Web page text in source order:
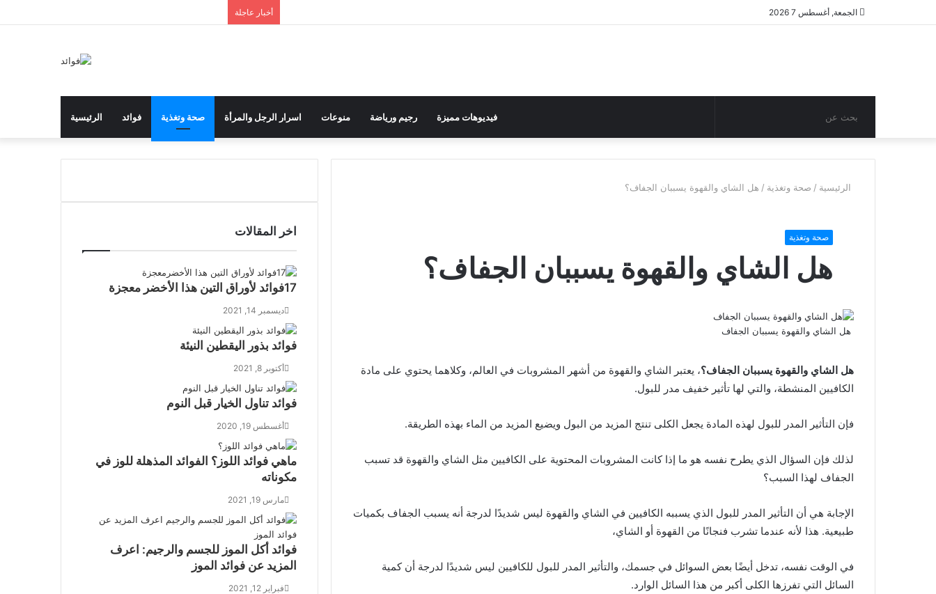
الجمعة, أغسطس 7 2026 أخبار عاجلة
الرئيسية فوائد صحة وتغذية اسرار الرجل والمرأة منوعات رجيم ورياضة فيديوهات مميزة بحث
عن عشوائي
الرئيسية / صحة وتغذية / هل الشاي والقهوة يسببان الجفاف؟
صحة وتغذية
هل الشاي والقهوة يسببان الجفاف؟
هل الشاي والقهوة يسببان الجفاف
هل الشاي والقهوة يسببان الجفاف؟، يعتبر الشاي والقهوة من أشهر المشروبات في العالم، وكلاهما يحتوي على مادة
الكافيين المنشطة، والتي لها تأثير خفيف مدر للبول.
فإن التأثير المدر للبول لهذه المادة يجعل الكلى تنتج المزيد من البول ويضيع المزيد من الماء بهذه الطريقة.
لذلك فإن السؤال الذي يطرح نفسه هو ما إذا كانت المشروبات المحتوية على الكافيين مثل الشاي والقهوة قد تسبب
الجفاف لهذا السبب؟
الإجابة هي أن التأثير المدر للبول الذي يسببه الكافيين في الشاي والقهوة ليس شديدًا لدرجة أنه يسبب الجفاف بكميات
طبيعية. هذا لأنه عندما تشرب فنجانًا من القهوة أو الشاي،
في الوقت نفسه، تدخل أيضًا بعض السوائل في جسمك، والتأثير المدر للبول للكافيين ليس شديدًا لدرجة أن كمية
السائل التي تفرزها الكلى أكبر من هذا السائل الوارد.
اخر المقالات
17فوائد لأوراق التين هذا الأخضر معجزة
ديسمبر 14, 2021
فوائد بذور اليقطين النيئة
أكتوبر 8, 2021
فوائد تناول الخيار قبل النوم
أغسطس 19, 2020
ماهي فوائد اللوز؟ الفوائد المذهلة للوز في
مكوناته
مارس 19, 2021
فوائد أكل الموز للجسم والرجيم: اعرف
المزيد عن فوائد الموز
فبراير 12, 2021